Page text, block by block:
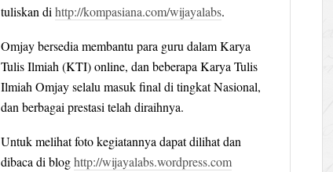
tuliskan di http://kompasiana.com/wijayalabs.
Omjay bersedia membantu para guru dalam Karya
Tulis Ilmiah (KTI) online, dan beberapa Karya Tulis
Ilmiah Omjay selalu masuk final di tingkat Nasional,
dan berbagai prestasi telah diraihnya.
Untuk melihat foto kegiatannya dapat dilihat dan
dibaca di bloghttp://wijayalabs.wordpress.com